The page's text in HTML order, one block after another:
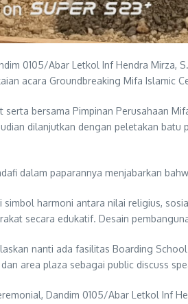
0105/Abar Letkol Inf Hendra Mirza,
acara Groundbreaking Mifa Islamic
serta bersama Pimpinan Perusahaan
dilanjutkan dengan peletakan
dalam paparannya menjabarkan
simbol harmoni antara nilai religius,
secara edukatif. Desain
nanti ada fasilitas Boarding
area plaza sebagai public discuss
Dandim 0105/Abar Letkol Inf